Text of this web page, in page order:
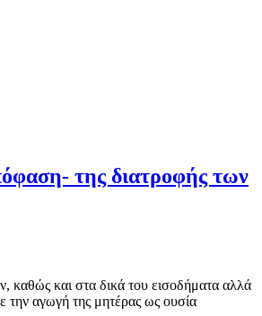
της διατροφής των
καθώς και στα δικά του εισοδήματα αλλά
την αγωγή της μητέρας ως ουσία